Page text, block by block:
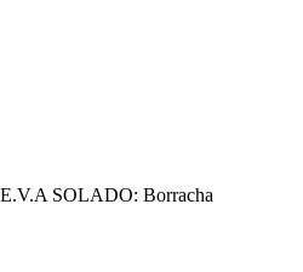
SOLADO: Borracha